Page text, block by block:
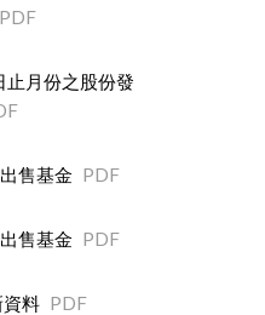
PDF
止月份之股份發
售基金 PDF
售基金 PDF
料 PDF